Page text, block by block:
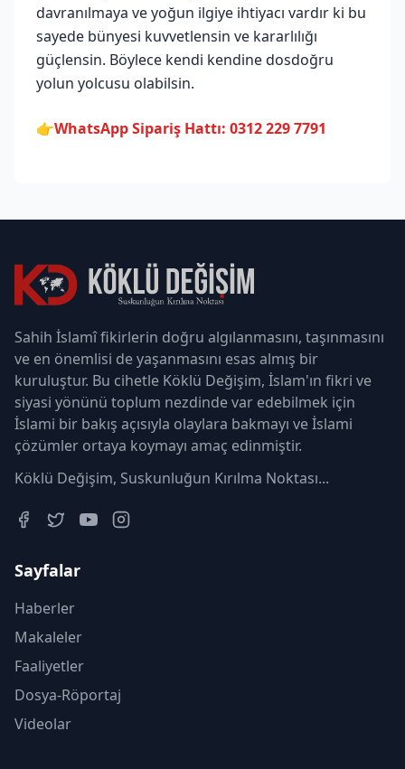
davranılmaya ve yoğun ilgiye ihtiyacı vardır ki bu
sayede bünyesi kuvvetlensin ve kararlılığı
güçlensin. Böylece kendi kendine dosdoğru
yolun yolcusu olabilsin.
👉WhatsApp Sipariş Hattı: 0312 229 7791
Sahih İslamî fikirlerin doğru algılanmasını, taşınmasını
ve en önemlisi de yaşanmasını esas almış bir
kuruluştur. Bu cihetle Köklü Değişim, İslam'ın fikri ve
siyasi yönünü toplum nezdinde var edebilmek için
İslami bir bakış açısıyla olaylara bakmayı ve İslami
çözümler ortaya koymayı amaç edinmiştir.
Köklü Değişim, Suskunluğun Kırılma Noktası...
Sayfalar
Haberler
Makaleler
Faaliyetler
Dosya-Röportaj
Videolar